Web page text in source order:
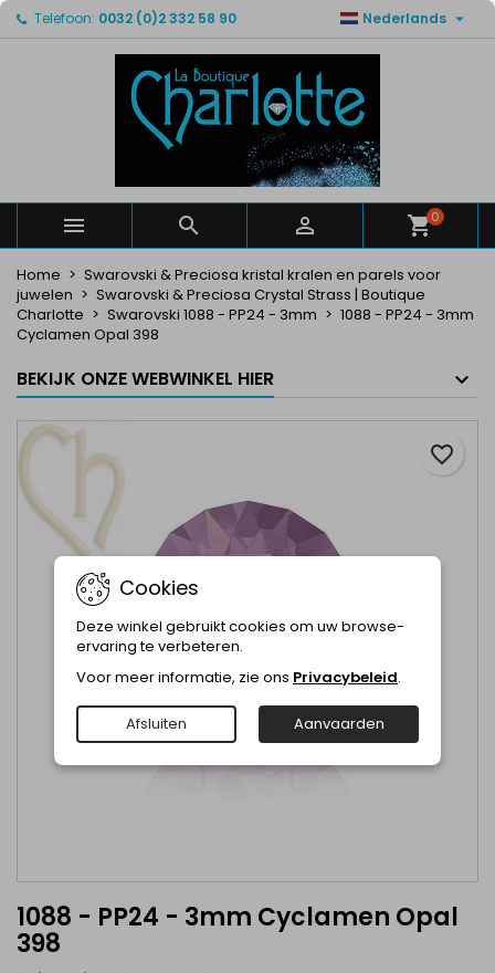
Telefoon: 0032 (0)2 332 58 90 Nederlands 
   0
Home
Swarovski & Preciosa kristal kralen en parels voor
juwelen
Swarovski & Preciosa Crystal Strass | Boutique
Charlotte
Swarovski 1088 - PP24 - 3mm
1088 - PP24 - 3mm
Cyclamen Opal 398
BEKIJK ONZE WEBWINKEL HIER
1088 - PP24 - 3mm Cyclamen Opal
398
favorite_border
Mijn verlanglijsten ×
Maak een lijst
Maak een verlanglijst ×
Verlanglijst naam
Annuleren Maak een verlanglijst
Inloggen ×
U moet ingelogd zijn om producten in uw verlanglijst
Annuleren Inloggen
Cookies
Deze winkel gebruikt cookies om uw browse-
ervaring te verbeteren.
Voor meer informatie, zie ons Privacybeleid.
Afsluiten Aanvaarden